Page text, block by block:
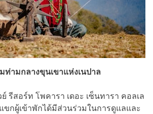
ามกลางขุนเขาแห่งเนปาล
รีสอร์ท โพคารา เดอะ เซ็นทารา คอลเล
ขกผู้เข้าพักได้มีส่วนร่วมในการดูแลและ